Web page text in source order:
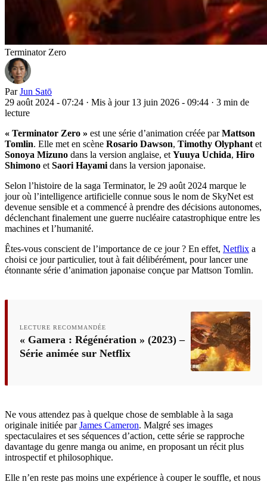
Terminator Zero
Par Jun Satō
29 août 2024 - 07:24 · Mis à jour 13 juin 2026 - 09:44 · 3 min de
lecture
« Terminator Zero » est une série d’animation créée parMattson
Tomlin. Elle met en scène Rosario Dawson, Timothy Olyphant et
Sonoya Mizuno dans la version anglaise, et Yuuya Uchida, Hiro
Shimono et Saori Hayami dans la version japonaise.
Selon l’histoire de la saga Terminator, le 29 août 2024 marque le
jour où l’intelligence artificielle connue sous le nom de SkyNet est
devenue sensible et a commencé à prendre des décisions autonomes,
déclenchant finalement une guerre nucléaire catastrophique entre les
machines et l’humanité.
Êtes-vous conscient de l’importance de ce jour ? En effet, Netflix a
choisi ce jour particulier, tout à fait délibérément, pour lancer une
étonnante série d’animation japonaise conçue par Mattson Tomlin.
LECTURE RECOMMANDÉE
« Gamera : Régénération » (2023) –
Série animée sur Netflix
Ne vous attendez pas à quelque chose de semblable à la saga
originale initiée parJames Cameron. Malgré ses images
spectaculaires et ses séquences d’action, cette série se rapproche
davantage du genre manga ou anime, en proposant un récit plus
introspectif et philosophique.
Elle n’en reste pas moins une expérience à couper le souffle, et nous